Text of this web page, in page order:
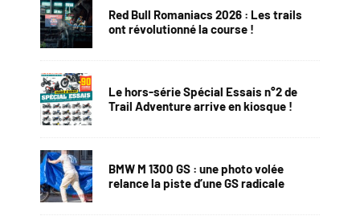
Red Bull Romaniacs 2026 : Les trails
ont révolutionné la course !
Le hors-série Spécial Essais n°2 de
Trail Adventure arrive en kiosque !
BMW M 1300 GS : une photo volée
relance la piste d’une GS radicale